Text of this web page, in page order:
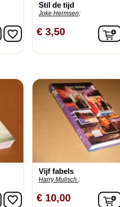
In winkelwagen
favorite_border
Stil de tijd
Joke Hermsen;
€ 3,50
In winkelwagen
favorite_border
Vijf fabels
Harry Mulisch ;
€ 10,00